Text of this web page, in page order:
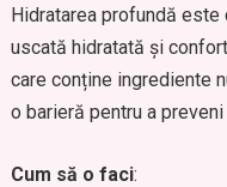
Hidratarea profundă este
uscată hidratată și
care conține ingrediente
o barieră pentru a
Cum să o faci: